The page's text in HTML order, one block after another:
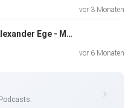
vor 3 Monaten
Brötchenservice mit Alexander Ege - Messe Stuttgart
vor 6 Monaten